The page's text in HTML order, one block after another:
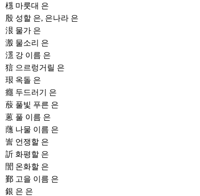
檼 마룻대 은
殷 성할 은, 은나라 은
泿 물가 은
溵 물소리 은
濦 강 이름 은
狺 으르렁거릴 은
珢 옥돌 은
癮 두드러기 은
蒑 풀빛 푸른 은
蒽 풀 이름 은
蘟 나물 이름 은
訔 언쟁할 은
訢 화평할 은
誾 온화할 은
鄞 고을 이름 은
銀 은 은